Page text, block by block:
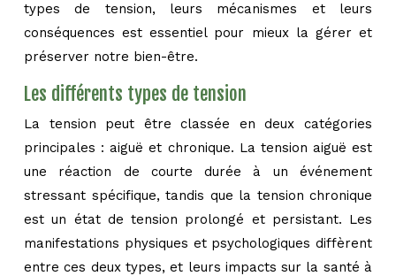
types de tension, leurs mécanismes et leurs
conséquences est essentiel pour mieux la gérer et
préserver notre bien-être.
Les différents types de tension
La tension peut être classée en deux catégories
principales : aiguë et chronique. La tension aiguë est
une réaction de courte durée à un événement
stressant spécifique, tandis que la tension chronique
est un état de tension prolongé et persistant. Les
manifestations physiques et psychologiques diffèrent
entre ces deux types, et leurs impacts sur la santé à